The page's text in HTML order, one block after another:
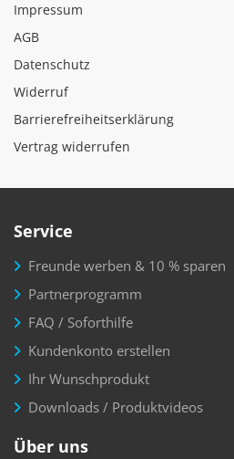
Impressum
AGB
Datenschutz
Widerruf
Barrierefreiheitserklärung
Vertrag widerrufen
Service
Freunde werben & 10 % sparen
Partnerprogramm
FAQ / Soforthilfe
Kundenkonto erstellen
Ihr Wunschprodukt
Downloads / Produktvideos
Über uns